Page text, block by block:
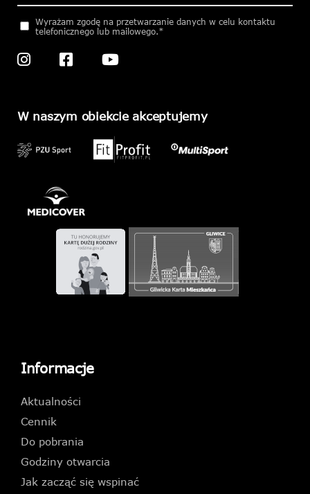
Wyrażam zgodę na przetwarzanie danych w celu kontaktu
telefonicznego lub mailowego.*
W naszym obiekcie akceptujemy
Informacje
Aktualności
Cennik
Do pobrania
Godziny otwarcia
Jak zacząć się wspinać